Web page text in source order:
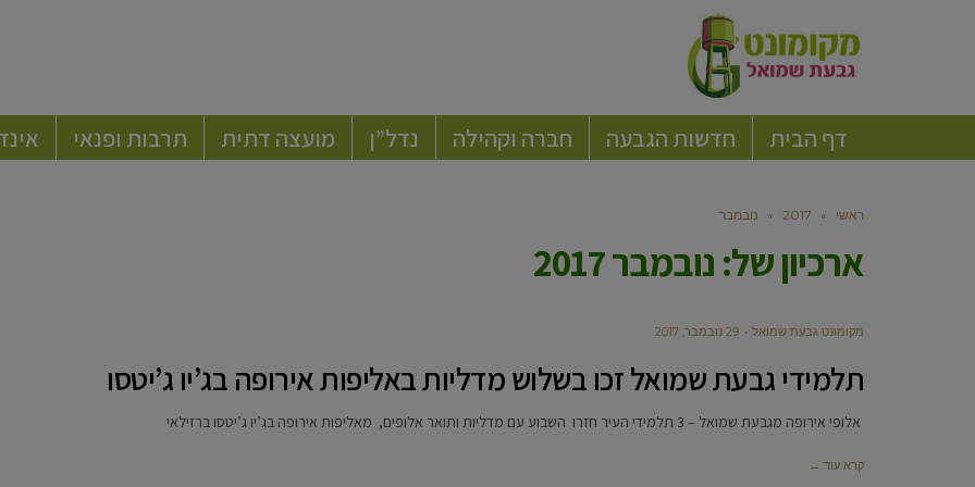
דף הבית חדשות הגבעה חברה וקהילה נדל”ן מועצה דתית תרבות ופנאי
ראשי »
2017
» נובמבר
ארכיון של:נובמבר 2017
מקומונט גבעת שמואל 29 נובמבר, 2017
תלמידי גבעת שמואל זכו בשלוש מדליות באליפות אירופה בג’יו ג’יטסו
‏‏ אלופי אירופה מגבעת שמואל – 3 תלמידי העיר חזרו השבוע עם מדליות ותואר אלופים, מאליפות אירופה בג’יו ג’יטסו ברזילאי
קרא עוד ←